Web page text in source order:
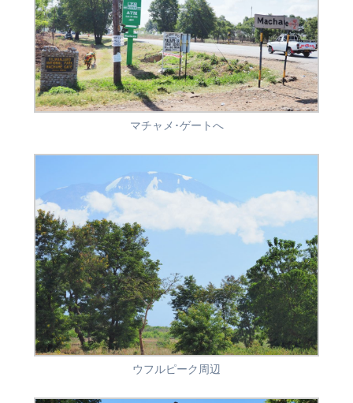
マチャメ･ゲートへ
ウフルピーク周辺